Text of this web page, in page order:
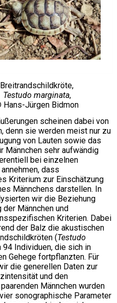
Breitrandschildkröte,
Testudo marginata,
Hans-Jürgen Bidmon
scheinen dabei von
denn sie werden meist nur zu
von Lauten sowie das
Männchen sehr aufwändig
bei einzelnen
dass
Kriterium zur Einschätzung
Männchens darstellen. In
wir die Beziehung
Männchen und
Kriterien. Dabei
der Balz die akustischen
(Testudo
94 Individuen, die sich in
Gehege fortpflanzten. Für
die generellen Daten zur
und den
Männchen wurden
sonographische Parameter